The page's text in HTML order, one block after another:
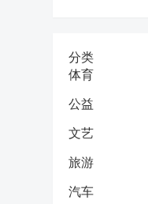
分类
体育
公益
文艺
旅游
汽车